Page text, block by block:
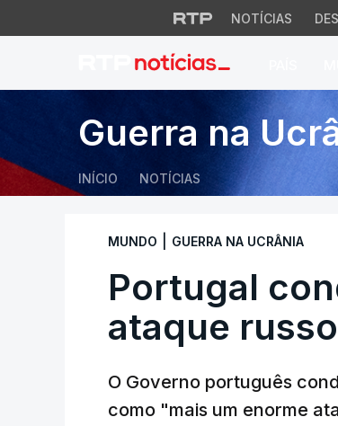
NOTÍCIAS
Portugal
Guerra na
INÍCIO NOTÍCIAS
MUNDO GUERRA NA UCRÂNIA
Portugal
ataque
O Governo português
como "mais um enorme